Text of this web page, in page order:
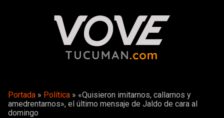
Portada » Política » «Quisieron imitarnos, callarnos y
amedrentarnos», el último mensaje de Jaldo de cara al
domingo